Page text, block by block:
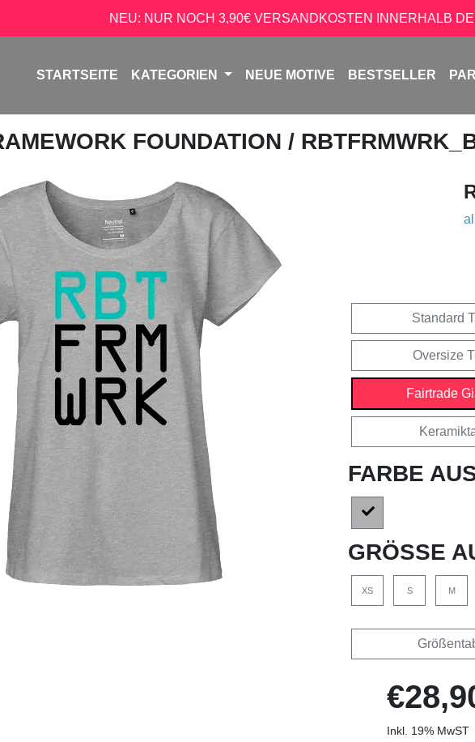
NEU: NUR NOCH 3,90€ VERSANDKOSTEN INNERHALB
STARTSEITE KATEGORIEN NEUE MOTIVE BESTSELLER
FOUNDATION /
Standard
Oversize
Fairtrade
FARBE
GRÖSSE
XS S M
Inkl. 19% MwST